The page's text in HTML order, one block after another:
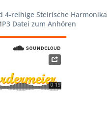
reihige Steirische Harmonika
Datei zum Anhören